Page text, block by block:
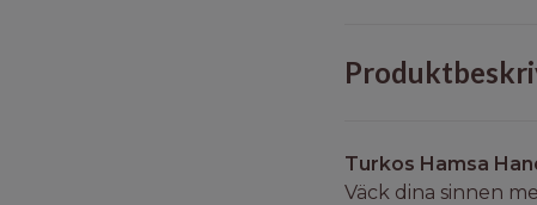
Turkos Hamsa
Väck dina sinnen